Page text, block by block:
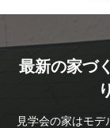
最新の家づ
見学会の家はモ